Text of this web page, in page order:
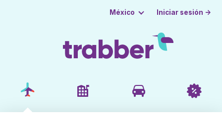
México Iniciar sesión →